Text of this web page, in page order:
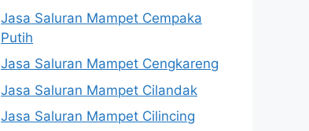
Jasa Saluran Mampet Cempaka
Putih
Jasa Saluran Mampet Cengkareng
Jasa Saluran Mampet Cilandak
Jasa Saluran Mampet Cilincing